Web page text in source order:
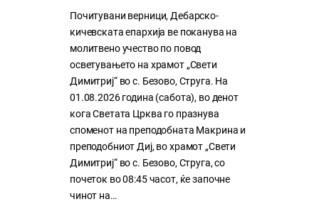
Почитувани верници, Дебарско-
кичевската епархија ве поканува на
молитвено учество по повод
осветувањето на храмот „Свети
Димитриј“ во с. Безово, Струга. На
01.08.2026 година (сабота), во денот
кога Светата Црква го празнува
споменот на преподобната Макрина и
преподобниот Диј, во храмот „Свети
Димитриј“ во с. Безово, Струга, со
почеток во 08:45 часот, ќе започне
чинот на…